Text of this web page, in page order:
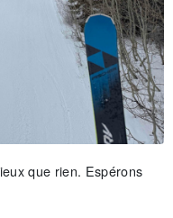
que rien. Espérons